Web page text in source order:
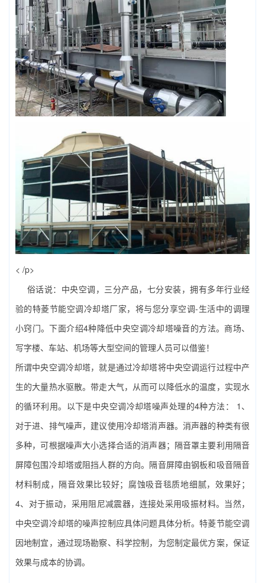
< /p>
俗话说： 中央空调 ，三分产品，七分安装，拥有多年行业经
验的特菱节能空调冷却塔厂家，将与您分享空调-生活中的调理
小窍门。下面介绍4种降低中央空调冷却塔噪音的方法。商场、
写字楼、车站、机场等大型空间的管理人员可以借鉴！
所谓中央空调冷却塔，就是通过冷却塔将中央空调运行过程中产
生的大量热水驱散。带走大气，从而可以降低水的温度，实现水
的循环利用。以下是中央空调冷却塔噪声处理的4种方法： 1、
对于进、排气噪声，建议使用冷却塔消声器。消声器的种类有很
多种，可根据噪声大小选择合适的消声器；隔音罩主要利用隔音
屏障包围冷却塔或阻挡人群的方向。隔音屏障由钢板和吸音隔音
材料制成，隔音效果比较好；腐蚀吸音毯质地细腻，效果好；
4、对于振动，采用阻尼减震器，连接处采用吸振材料。当然，
中央空调冷却塔的噪声控制应具体问题具体分析。特菱节能空调
因地制宜，通过现场勘察、科学控制，为您制定最优方案，保证
效果与成本的协调。